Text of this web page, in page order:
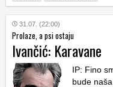
31.07. (22:00)
Prolaze, a psi ostaju
Ivančić: Karavane
IP: Fino
bude